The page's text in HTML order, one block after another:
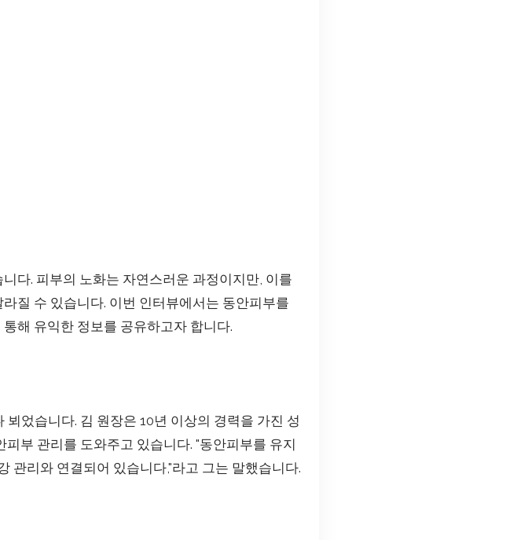
다. 피부의 노화는 자연스러운 과정이지만, 이를
질 수 있습니다. 이번 인터뷰에서는 동안피부를
해 유익한 정보를 공유하고자 합니다.
었습니다. 김 원장은 10년 이상의 경력을 가진 성
부 관리를 도와주고 있습니다. "동안피부를 유지
관리와 연결되어 있습니다,"라고 그는 말했습니다.